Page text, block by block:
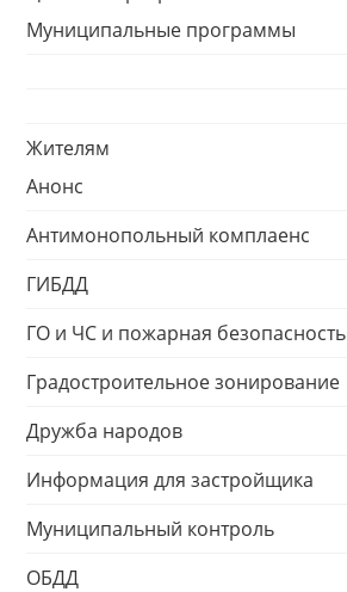
Муниципальные программы
Жителям
Анонс
Антимонопольный комплаенс
ГИБДД
ГО и ЧС и пожарная безопасность
Градостроительное зонирование
Дружба народов
Информация для застройщика
Муниципальный контроль
ОБДД